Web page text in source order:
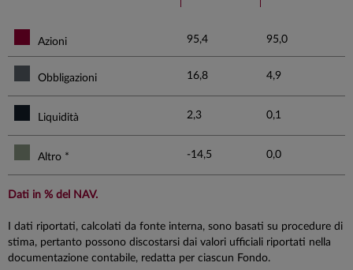
Azioni 95,4 95,0
Obbligazioni 16,8 4,9
Liquidità 2,3 0,1
Altro * -14,5 0,0
Dati in % del NAV.
I dati riportati, calcolati da fonte interna, sono basati su procedure di
stima, pertanto possono discostarsi dai valori ufficiali riportati nella
documentazione contabile, redatta per ciascun Fondo.